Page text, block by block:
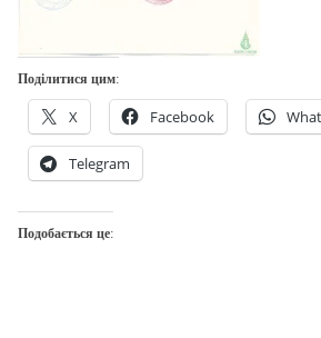
Поділитися цим:
X Facebook
Telegram
Подобається це: